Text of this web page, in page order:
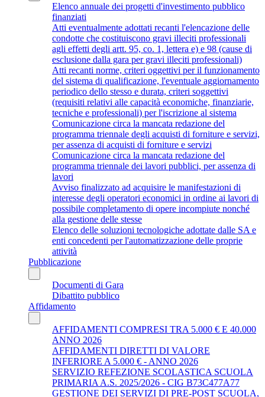
Elenco annuale dei progetti d'investimento pubblico
finanziati
Atti eventualmente adottati recanti l'elencazione delle
condotte che costituiscono gravi illeciti professionali
agli effetti degli artt. 95, co. 1, lettera e) e 98 (cause di
esclusione dalla gara per gravi illeciti professionali)
Atti recanti norme, criteri oggettivi per il funzionamento
del sistema di qualificazione, l'eventuale aggiornamento
periodico dello stesso e durata, criteri soggettivi
(requisiti relativi alle capacità economiche, finanziarie,
tecniche e professionali) per l'iscrizione al sistema
Comunicazione circa la mancata redazione del
programma triennale degli acquisti di forniture e servizi,
per assenza di acquisti di forniture e servizi
Comunicazione circa la mancata redazione del
programma triennale dei lavori pubblici, per assenza di
lavori
Avviso finalizzato ad acquisire le manifestazioni di
interesse degli operatori economici in ordine ai lavori di
possibile completamento di opere incompiute nonché
alla gestione delle stesse
Elenco delle soluzioni tecnologiche adottate dalle SA e
enti concedenti per l'automatizzazione delle proprie
attività
Pubblicazione
Documenti di Gara
Dibattito pubblico
Affidamento
AFFIDAMENTI COMPRESI TRA 5.000 € E 40.000
ANNO 2026
AFFIDAMENTI DIRETTI DI VALORE
INFERIORE A 5.000 € - ANNO 2026
SERVIZIO REFEZIONE SCOLASTICA SCUOLA
PRIMARIA A.S. 2025/2026 - CIG B73C477A77
GESTIONE DEI SERVIZI DI PRE-POST SCUOLA,